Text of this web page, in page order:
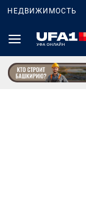
НЕДВИЖИМОСТЬ